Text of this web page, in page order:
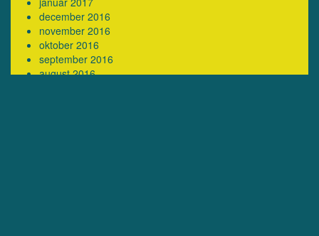
december 2016
november 2016
oktober 2016
september 2016
august 2016